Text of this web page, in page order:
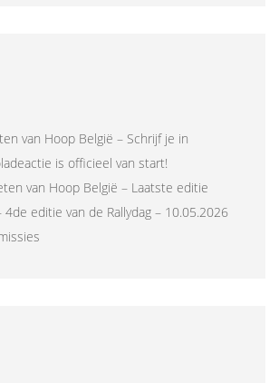
van Hoop België – Schrijf je in
is officieel van start!
van Hoop België – Laatste editie
4de editie van de Rallydag – 10.05.2026